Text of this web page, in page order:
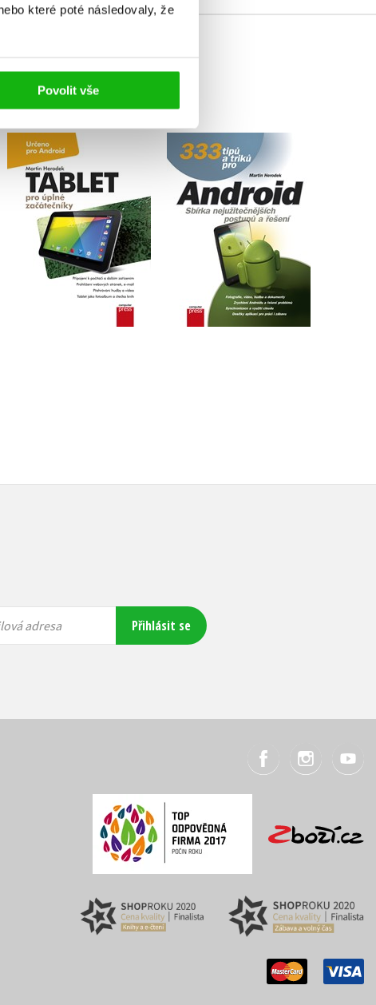
které poté následovaly, že
Povolit vše
Tablet pro úplné
začátečníky
Martin Herodek
Do košíku
249 Kč
333 tipů a triků pro
Android
Martin Herodek
Do košíku
199 Kč
adresa Přihlásit se